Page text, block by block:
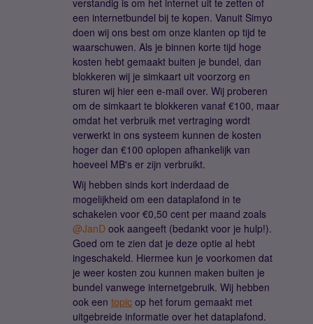
verstandig is om het internet uit te zetten of
een internetbundel bij te kopen. Vanuit Simyo
doen wij ons best om onze klanten op tijd te
waarschuwen. Als je binnen korte tijd hoge
kosten hebt gemaakt buiten je bundel, dan
blokkeren wij je simkaart uit voorzorg en
sturen wij hier een e-mail over. Wij proberen
om de simkaart te blokkeren vanaf €100, maar
omdat het verbruik met vertraging wordt
verwerkt in ons systeem kunnen de kosten
hoger dan €100 oplopen afhankelijk van
hoeveel MB's er zijn verbruikt.
Wij hebben sinds kort inderdaad de
mogelijkheid om een dataplafond in te
schakelen voor €0,50 cent per maand zoals
@JanD ook aangeeft (bedankt voor je hulp!).
Goed om te zien dat je deze optie al hebt
ingeschakeld. Hiermee kun je voorkomen dat
je weer kosten zou kunnen maken buiten je
bundel vanwege internetgebruik. Wij hebben
ook een topic op het forum gemaakt met
uitgebreide informatie over het dataplafond.